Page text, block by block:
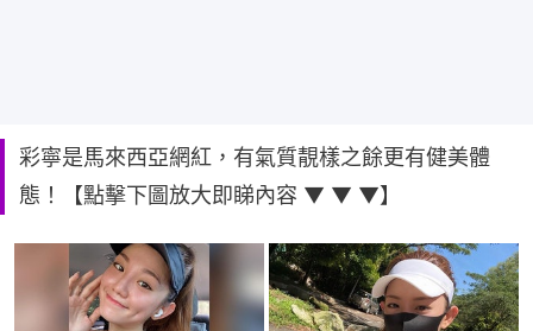
彩寧是馬來西亞網紅，有氣質靚樣之餘更有健美體
態！【點擊下圖放大即睇內容 ▼ ▼ ▼】